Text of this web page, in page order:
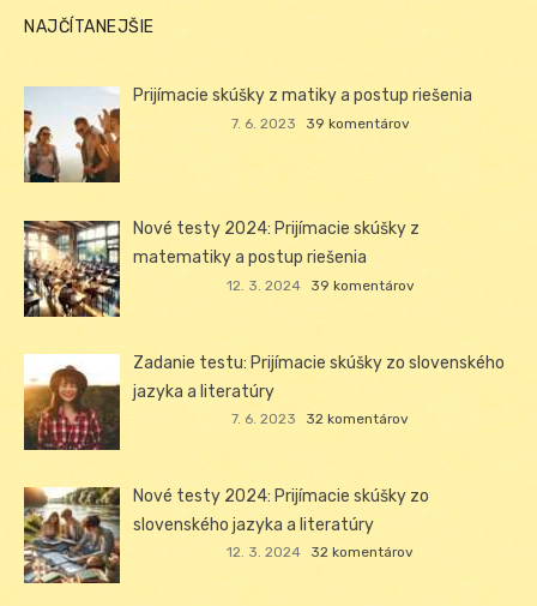
NAJČÍTANEJŠIE
Prijímacie skúšky z matiky a postup riešenia
7. 6. 2023 39 komentárov
Nové testy 2024: Prijímacie skúšky z
matematiky a postup riešenia
12. 3. 2024 39 komentárov
Zadanie testu: Prijímacie skúšky zo slovenského
jazyka a literatúry
7. 6. 2023 32 komentárov
Nové testy 2024: Prijímacie skúšky zo
slovenského jazyka a literatúry
12. 3. 2024 32 komentárov